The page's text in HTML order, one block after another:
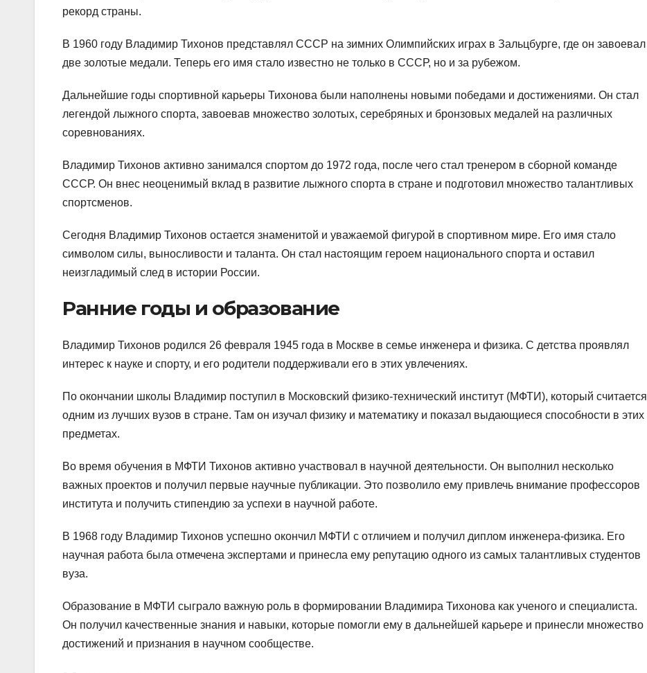
рекорд страны.
В 1960 году Владимир Тихонов представлял СССР на зимних Олимпийских играх в Зальцбурге, где он завоевал
две золотые медали. Теперь его имя стало известно не только в СССР, но и за рубежом.
Дальнейшие годы спортивной карьеры Тихонова были наполнены новыми победами и достижениями. Он стал
легендой лыжного спорта, завоевав множество золотых, серебряных и бронзовых медалей на различных
соревнованиях.
Владимир Тихонов активно занимался спортом до 1972 года, после чего стал тренером в сборной команде
СССР. Он внес неоценимый вклад в развитие лыжного спорта в стране и подготовил множество талантливых
спортсменов.
Сегодня Владимир Тихонов остается знаменитой и уважаемой фигурой в спортивном мире. Его имя стало
символом силы, выносливости и таланта. Он стал настоящим героем национального спорта и оставил
неизгладимый след в истории России.
Ранние годы и образование
Владимир Тихонов родился 26 февраля 1945 года в Москве в семье инженера и физика. С детства проявлял
интерес к науке и спорту, и его родители поддерживали его в этих увлечениях.
По окончании школы Владимир поступил в Московский физико-технический институт (МФТИ), который считается
одним из лучших вузов в стране. Там он изучал физику и математику и показал выдающиеся способности в этих
предметах.
Во время обучения в МФТИ Тихонов активно участвовал в научной деятельности. Он выполнил несколько
важных проектов и получил первые научные публикации. Это позволило ему привлечь внимание профессоров
института и получить стипендию за успехи в научной работе.
В 1968 году Владимир Тихонов успешно окончил МФТИ с отличием и получил диплом инженера-физика. Его
научная работа была отмечена экспертами и принесла ему репутацию одного из самых талантливых студентов
вуза.
Образование в МФТИ сыграло важную роль в формировании Владимира Тихонова как ученого и специалиста.
Он получил качественные знания и навыки, которые помогли ему в дальнейшей карьере и принесли множество
достижений и признания в научном сообществе.